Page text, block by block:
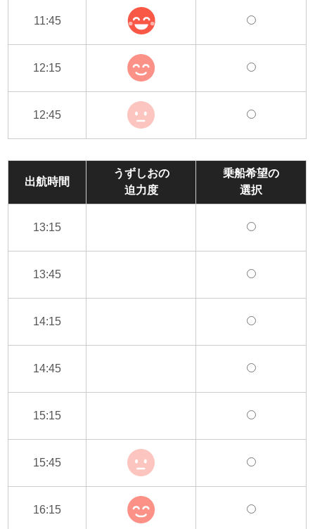
11:45
12:15
12:45
出航時間
うずしおの
迫力度
乗船希望の
選択
13:15
13:45
14:15
14:45
15:15
15:45
16:15